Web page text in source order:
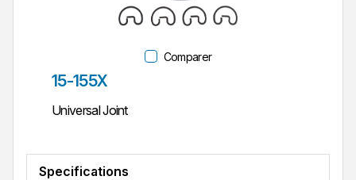
Comparer
Réf. pièce
15-155X
Universal Joint
Specifications